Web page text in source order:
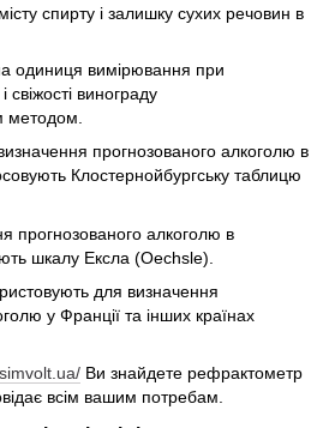
спирту і залишку сухих речовин в
одиниця вимірювання при
свіжості винограду
методом.
прогнозованого алкоголю в
Клостернойбургську таблицю
прогнозованого алкоголю в
шкалу Ексла (Oechsle).
для визначення
у Франції та інших країнах
Ви знайдете рефрактометр
всім вашим потребам.